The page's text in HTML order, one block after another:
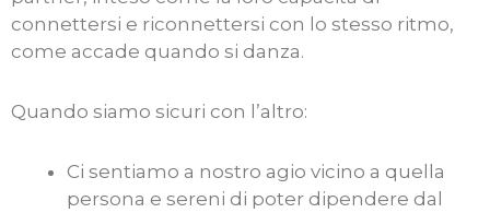
connettersi e riconnettersi con lo stesso ritmo,
come accade quando si danza.
Quando siamo sicuri con l’altro:
Ci sentiamo a nostro agio vicino a quella
persona e sereni di poter dipendere dal